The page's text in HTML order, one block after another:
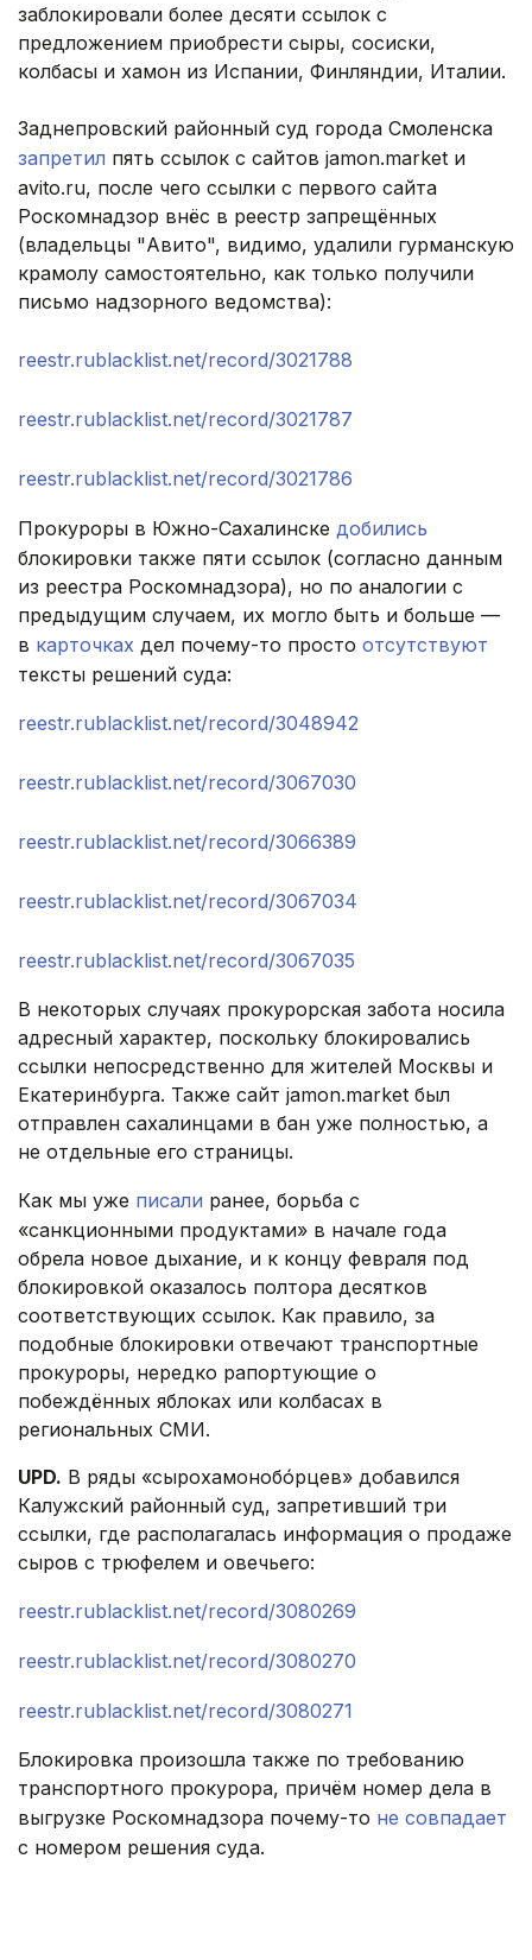
заблокировали более десяти ссылок с
предложением приобрести сыры, сосиски,
колбасы и хамон из Испании, Финляндии, Италии.
Заднепровский районный суд города Смоленска
запретил пять ссылок с сайтов jamon.market и
avito.ru, после чего ссылки с первого сайта
Роскомнадзор внёс в реестр запрещённых
(владельцы "Авито", видимо, удалили гурманскую
крамолу самостоятельно, как только получили
письмо надзорного ведомства):
reestr.rublacklist.net/record/3021788
reestr.rublacklist.net/record/3021787
reestr.rublacklist.net/record/3021786
Прокуроры в Южно-Сахалинске добились
блокировки также пяти ссылок (согласно данным
из реестра Роскомнадзора), но по аналогии с
предыдущим случаем, их могло быть и больше —
в карточках дел почему-то просто отсутствуют
тексты решений суда:
reestr.rublacklist.net/record/3048942
reestr.rublacklist.net/record/3067030
reestr.rublacklist.net/record/3066389
reestr.rublacklist.net/record/3067034
reestr.rublacklist.net/record/3067035
В некоторых случаях прокурорская забота носила
адресный характер, поскольку блокировались
ссылки непосредственно для жителей Москвы и
Екатеринбурга. Также сайт jamon.market был
отправлен сахалинцами в бан уже полностью, а
не отдельные его страницы.
Как мы уже писали ранее, борьба с
«санкционными продуктами» в начале года
обрела новое дыхание, и к концу февраля под
блокировкой оказалось полтора десятков
соответствующих ссылок. Как правило, за
подобные блокировки отвечают транспортные
прокуроры, нередко рапортующие о
побеждённых яблоках или колбасах в
региональных СМИ.
UPD. В ряды «сырохамонобóрцев» добавился
Калужский районный суд, запретивший три
ссылки, где располагалась информация о продаже
сыров с трюфелем и овечьего:
reestr.rublacklist.net/record/3080269
reestr.rublacklist.net/record/3080270
reestr.rublacklist.net/record/3080271
Блокировка произошла также по требованию
транспортного прокурора, причём номер дела в
выгрузке Роскомнадзора почему-то не совпадает
с номером решения суда.